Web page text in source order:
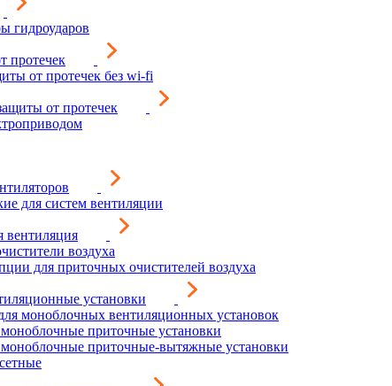
гидроударов
протечек
от протечек без wi-fi
от протечек
для систем вентиляции
вентиляция
воздуха
для приточных очистителей воздуха
установки
моноблочных вентиляционных установок
приточные установки
приточные-вытяжные установки